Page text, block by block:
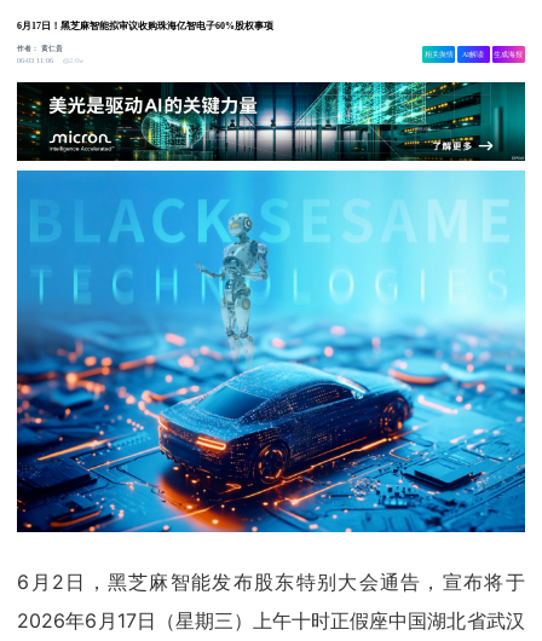
6月17日！黑芝麻智能拟审议收购珠海亿智电子60%股权事项
作者：黄仁贵
06-03 11:06
2.6w
相关舆情 AI解读 生成海报
6月2日，黑芝麻智能发布股东特别大会通告，宣布将于
2026年6月17日（星期三）上午十时正假座中国湖北省武汉